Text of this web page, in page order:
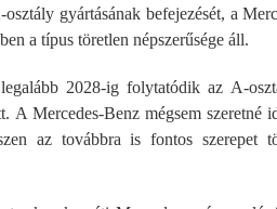
gyártásának befejezését, a
a típus töretlen népszerűsége áll.
2028-ig folytatódik az A-
A Mercedes-Benz mégsem szeretné
az továbbra is fontos szerepet